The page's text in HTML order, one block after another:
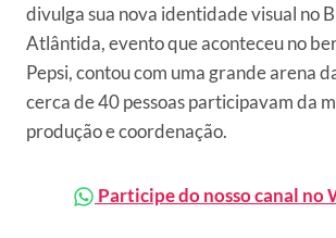
divulga sua nova identidade visual no
Atlântida, evento que aconteceu no
Pepsi, contou com uma grande arena
cerca de 40 pessoas participavam da
produção e coordenação.
Participe do nosso canal no